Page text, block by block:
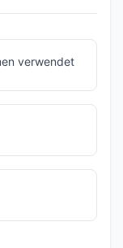
verwendet